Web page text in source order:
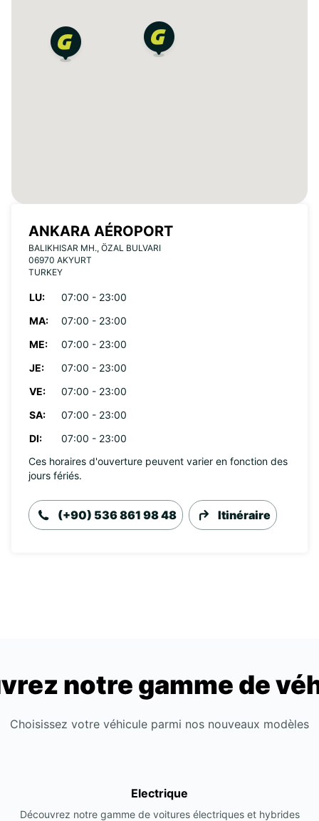
ANKARA AÉROPORT
BALIKHISAR MH., ÖZAL BULVARI
06970 AKYURT
TURKEY
LU:
07:00 - 23:00
MA:
07:00 - 23:00
ME:
07:00 - 23:00
JE:
07:00 - 23:00
VE:
07:00 - 23:00
SA:
07:00 - 23:00
DI:
07:00 - 23:00
Ces horaires d'ouverture peuvent varier en fonction des
jours fériés.
(+90) 536 861 98 48 Itinéraire
notre gamme de
Choisissez votre véhicule parmi nos nouveaux modèles
Electrique
Découvrez notre gamme de voitures électriques et hybrides